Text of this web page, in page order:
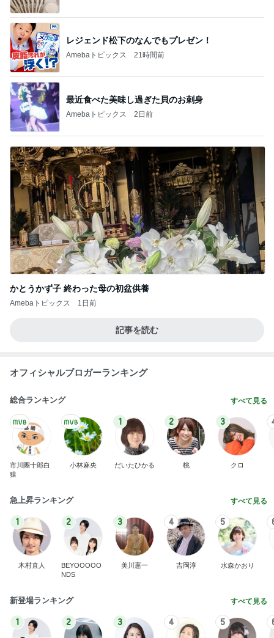
レジェンド松下のなんでもプレゼン！
Amebaトピックス 21時間前
最近食べた美味し過ぎた貝のお刺身
Amebaトピックス 2日前
かとうかず子 終わった母の初盆供養
Amebaトピックス 1日前
記事を読む
オフィシャルブロガーランキング
総合ランキング すべて見る
市川團十郎白
猿
小林麻央
1
だいたひかる
2
桃
3
クロ
急上昇ランキング すべて見る
1
木村直人
2
BEYOOOOO
NDS
3
美川憲一
4
吉岡淳
5
水森かおり
新登場ランキング すべて見る
1 2 3 4 5